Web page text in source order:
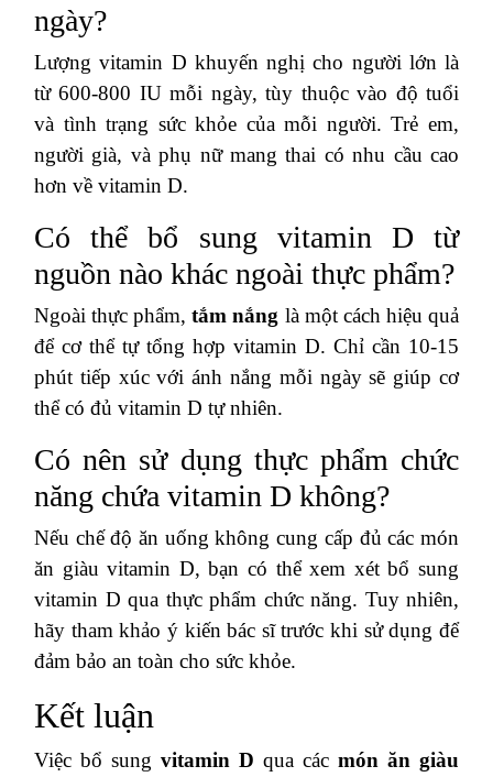
ngày?
Lượng vitamin D khuyến nghị cho người lớn là
từ 600-800 IU mỗi ngày, tùy thuộc vào độ tuổi
và tình trạng sức khỏe của mỗi người. Trẻ em,
người già, và phụ nữ mang thai có nhu cầu cao
hơn về vitamin D.
Có thể bổ sung vitamin D từ
nguồn nào khác ngoài thực phẩm?
Ngoài thực phẩm,tắm nắng là một cách hiệu quả
để cơ thể tự tổng hợp vitamin D. Chỉ cần 10-15
phút tiếp xúc với ánh nắng mỗi ngày sẽ giúp cơ
thể có đủ vitamin D tự nhiên.
Có nên sử dụng thực phẩm chức
năng chứa vitamin D không?
Nếu chế độ ăn uống không cung cấp đủ các món
ăn giàu vitamin D, bạn có thể xem xét bổ sung
vitamin D qua thực phẩm chức năng. Tuy nhiên,
hãy tham khảo ý kiến bác sĩ trước khi sử dụng để
đảm bảo an toàn cho sức khỏe.
Kết luận
Việc bổ sung vitamin D qua các món ăn giàu